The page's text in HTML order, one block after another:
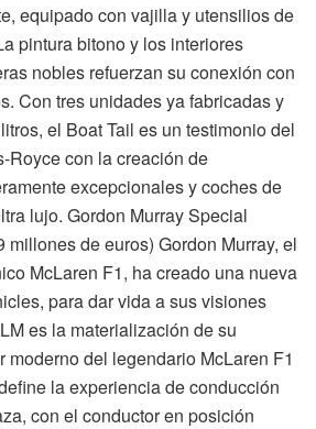
equipado con vajilla y utensilios de
pintura bitono y los interiores
nobles refuerzan su conexión con
Con tres unidades ya fabricadas y
el Boat Tail es un testimonio del
Royce con la creación de
excepcionales y coches de
lujo. Gordon Murray Special
millones de euros) Gordon Murray, el
McLaren F1, ha creado una nueva
para dar vida a sus visiones
es la materialización de su
moderno del legendario McLaren F1
la experiencia de conducción
con el conductor en posición